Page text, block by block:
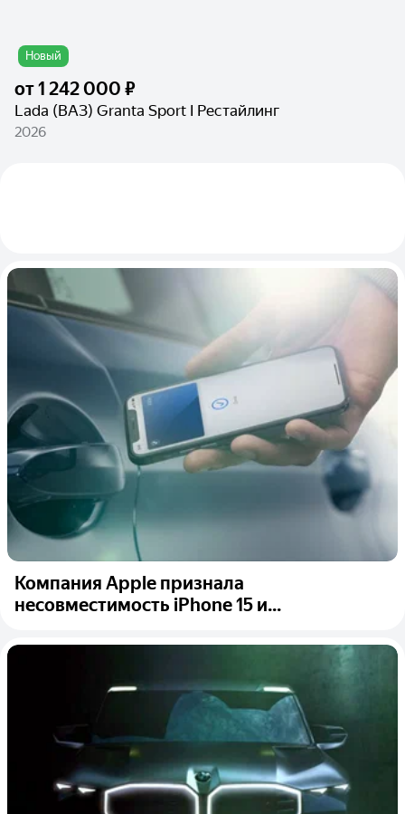
Новый
от1 242 000 ₽
Lada (ВАЗ) Granta Sport I Рестайлинг
2026
Компания Apple признала
несовместимость iPhone 15 и...